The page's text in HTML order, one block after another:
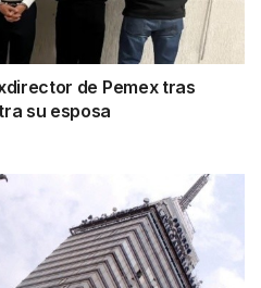
de Pemex tras
su esposa